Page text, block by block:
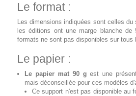
Le format :
Les dimensions indiquées sont celles du
les éditions ont une marge blanche de
formats ne sont pas disponibles sur tous
Le papier :
Le papier mat 90 g est une
mais déconseillée pour ces modèles
Ce support n'est pas disponible au